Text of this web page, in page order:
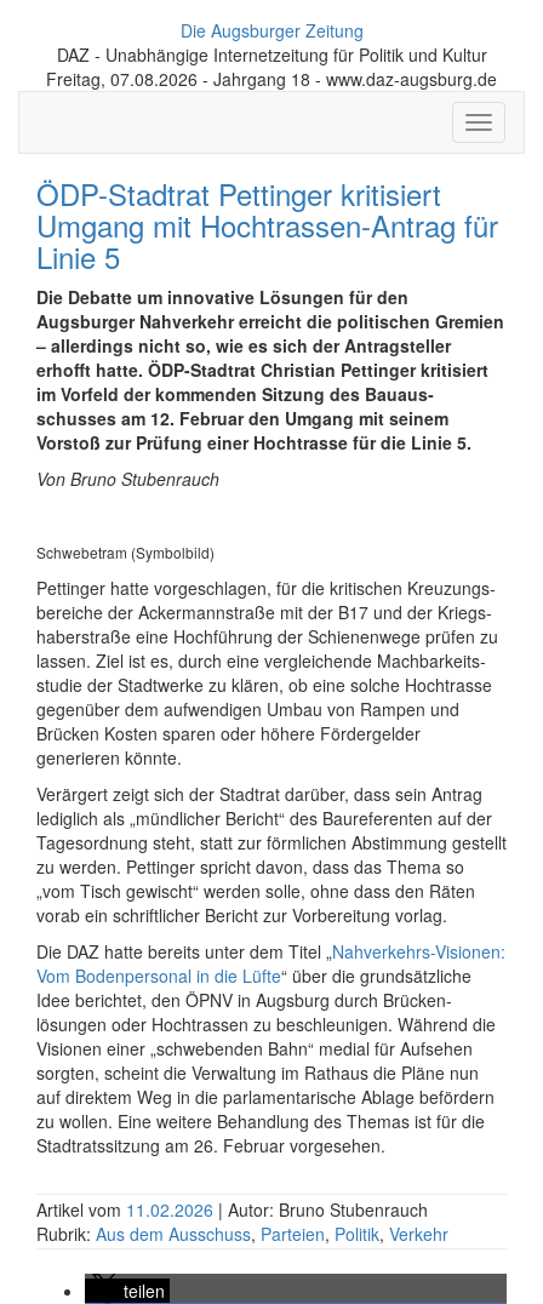
Die Augsburger Zeitung
DAZ - Unabhängige Internetzeitung für Politik und Kultur
Freitag, 07.08.2026 - Jahrgang 18 - www.daz-augsburg.de
Toggle
ÖDP-Stadtrat Pettinger kritisiert
Umgang mit Hochtrassen-Antrag für
Linie 5
Die Debatte um innovative Lösungen für den
Augsburger Nahverkehr erreicht die politischen Gremien
– allerdings nicht so, wie es sich der Antrag­steller
erhofft hatte. ÖDP-Stadtrat Christian Pettinger kritisiert
im Vorfeld der kommenden Sitzung des Bau­aus­
schusses am 12. Februar den Umgang mit seinem
Vorstoß zur Prüfung einer Hochtrasse für die Linie 5.
Von Bruno Stubenrauch
Schwebetram (Symbolbild)
Pettinger hatte vorgeschlagen, für die kritischen Kreuzungs­
bereiche der Acker­mann­straße mit der B17 und der Kriegs­
haber­straße eine Hoch­führung der Schienen­wege prüfen zu
lassen. Ziel ist es, durch eine ver­gleichende Machbar­keits­
studie der Stadtwerke zu klären, ob eine solche Hoch­trasse
gegenüber dem aufwendigen Umbau von Rampen und
Brücken Kosten sparen oder höhere Förder­gelder
generieren könnte.
Verärgert zeigt sich der Stadtrat darüber, dass sein Antrag
lediglich als „mündlicher Bericht“ des Bau­referenten auf der
Tages­ordnung steht, statt zur förmlichen Abstimmung gestellt
zu werden. Pettinger spricht davon, dass das Thema so
„vom Tisch gewischt“ werden solle, ohne dass den Räten
vorab ein schrift­licher Bericht zur Vor­bereitung vorlag.
Die DAZ hatte bereits unter dem Titel „Nahverkehrs-Visionen:
Vom Boden­personal in die Lüfte“ über die grund­sätz­liche
Idee berichtet, den ÖPNV in Augsburg durch Brücken­
lösungen oder Hochtrassen zu beschleu­nigen. Während die
Visionen einer „schwebenden Bahn“ medial für Aufsehen
sorgten, scheint die Verwaltung im Rathaus die Pläne nun
auf direktem Weg in die parla­men­tarische Ablage befördern
zu wollen. Eine weitere Behandlung des Themas ist für die
Stadt­rats­sitzung am 26. Februar vorgesehen.
Artikel vom 11.02.2026 | Autor: Bruno Stubenrauch
Rubrik: Aus dem Ausschuss, Parteien, Politik, Verkehr
teilen